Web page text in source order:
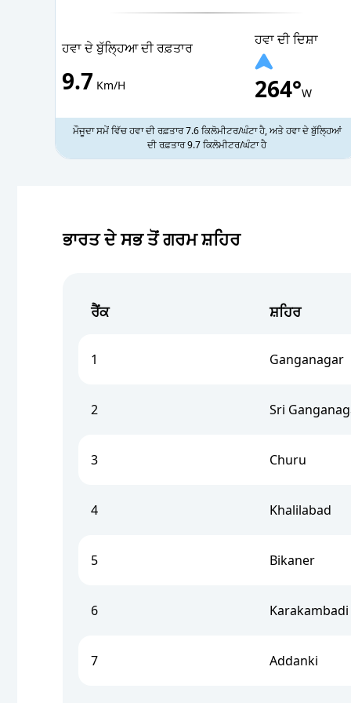
10 PM Rain Shower
ਨੇੜੇ ਤੇੜੇ ਹਲਕੀ ਬਾਰਿਸ਼
ਹਵਾ ਦੇ ਬੁੱਲ੍ਹਿਆ ਦੀ ਰਫ਼ਤਾਰ
9.7 Km/H
ਹਵਾ ਦੀ ਦਿਸ਼ਾ
264°W
ਮੌਜੂਦਾ ਸਮੇਂ ਵਿੱਚ ਹਵਾ ਦੀ ਰਫ਼ਤਾਰ 7.6 ਕਿਲੋਮੀਟਰ/ਘੰਟਾ ਹੈ, ਅਤੇ ਹਵਾ ਦੇ ਬੁੱਲ੍ਹਿਆਂ
ਦੀ ਰਫ਼ਤਾਰ 9.7 ਕਿਲੋਮੀਟਰ/ਘੰਟਾ ਹੈ
ਭਾਰਤ ਦੇ ਸਭ ਤੋਂ ਗਰਮ ਸ਼ਹਿਰ
ਰੈਂਕ ਸ਼ਹਿਰ
1 Ganganagar
2 Sri
3 Churu
4 Khalilabad
5 Bikaner
6 Karakambadi
7 Addanki